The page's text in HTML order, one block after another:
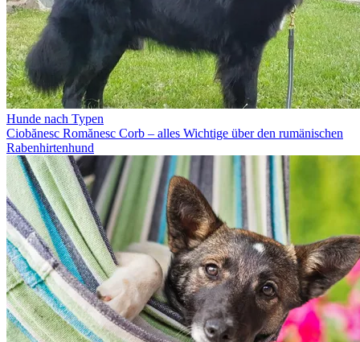
Hunde nach Typen
Ciobănesc Romănesc Corb – alles Wichtige über den rumänischen
Rabenhirtenhund